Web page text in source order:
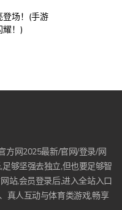
场！(手游
耀！)
方网2025最新/官网/登录/网
够坚强去独立,但也要足够智
站,会员登录后,进入全站入口
真人互动与体育类游戏,畅享